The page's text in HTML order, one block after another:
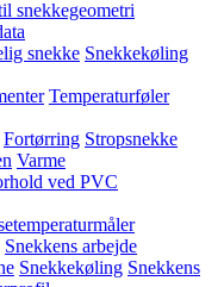
snekkegeometri
snekke Snekkekøling
Temperaturføler
Fortørring Stropsnekke
Varme
ved PVC
Snekkens arbejde
Snekkekøling Snekkens